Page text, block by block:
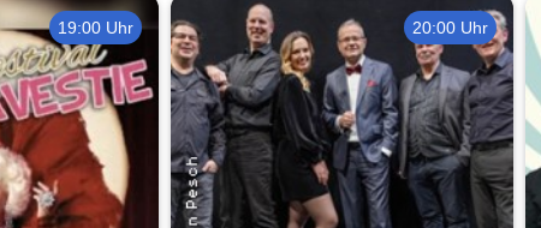
19:00 Uhr 20:00 Uhr